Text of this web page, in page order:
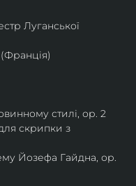
Луганської
стилі, ор. 2
скрипки з
Йозефа Гайдна, ор.